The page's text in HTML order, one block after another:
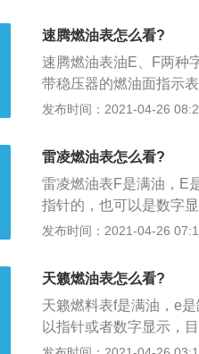
热涨作用，自然显示偏
降，所以出现显示偏差
根线串联起来就可以，
一根是正极（可以分别
速腾燃油表怎么看?
速腾燃油表油E、F两种
带稳压器的燃油面指示
在燃油箱内的燃油量少
中，依靠汽油对它进行
用寿命；2、加油时不
蒸汽，需要有空间来容
便进入到碳罐储存，碳
偏差，日常更换电瓶或
时，油箱内是成负压，
作用，自然显示偏高，
以出现显示偏差是一种
发布时间：2021-04-26
雷凌燃油表怎么看?
雷凌燃油表F是满油，E
指针的，也可以是数字
感器组成。燃油低油面
负两根线，其中正极那
阻也是一进一出两根线
根负级线要搭铁；3、黄
的指针有没有反应），
发布时间：2021-04-26
天籁燃油表怎么看?
天籁燃料表f是满油，e
以指针或者数字显示，
示表两种。汽车燃油表